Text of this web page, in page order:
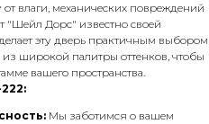
влаги, механических повреждений
"Шейл Дорс" известно своей
эту дверь практичным выбором
широкой палитры оттенков, чтобы
вашего пространства.
Мы заботимся о вашем